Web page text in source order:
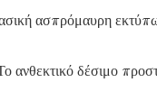
ασπρόμαυρη
δέσιμο